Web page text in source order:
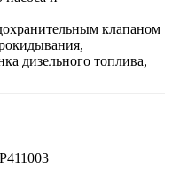
клапаном
дизельного топлива,